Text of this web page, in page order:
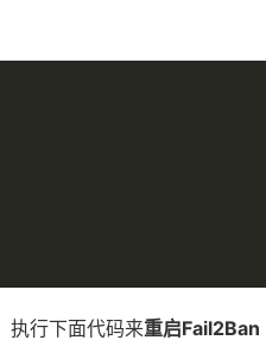
执行下面代码来重启Fail2Ban